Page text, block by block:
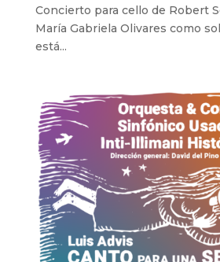
Concierto para cello de Robert
María Gabriela Olivares como
está...